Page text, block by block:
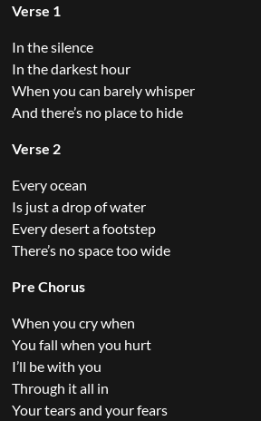
Verse 1
In the silence
In the darkest hour
When you can barely whisper
And there’s no place to hide
Verse 2
Every ocean
Is just a drop of water
Every desert a footstep
There’s no space too wide
Pre Chorus
When you cry when
You fall when you hurt
I’ll be with you
Through it all in
Your tears and your fears